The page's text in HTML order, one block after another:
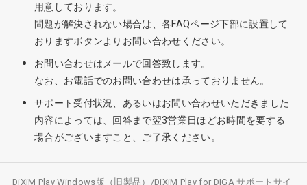
用意しております。
問題が解決されない場合は、各FAQページ下部に設置して
おりますボタンよりお問い合わせください。
お問い合わせはメールで回答致します。
なお、お電話でのお問い合わせは承っておりません。
サポート受付状況、あるいはお問い合わせいただきました
内容によっては、回答まで翌3営業日ほどお時間を要する
場合がございますこと、ご了承ください。
DiXiM Play Windows版（旧製品）/DiXiM Play for DIGA サポートサイ